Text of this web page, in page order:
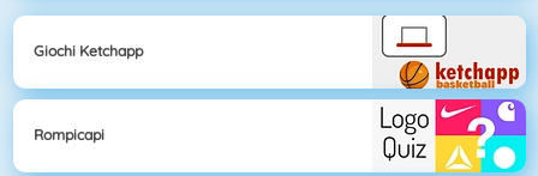
Giochi Ketchapp
Rompicapi